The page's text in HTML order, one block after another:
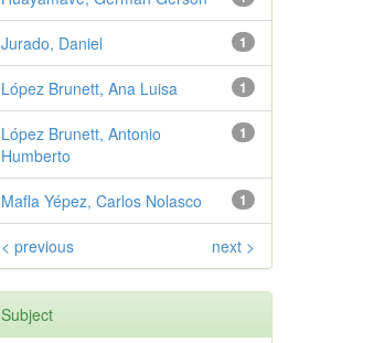
1
Jurado, Daniel
1
López Brunett, Ana Luisa
1
López Brunett, Antonio
Humberto
1
Mafla Yépez, Carlos Nolasco
< previous next >
Subject